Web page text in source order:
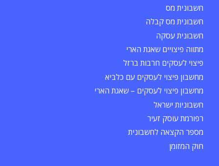
חשבונית מס
חשבונית מס קבלה
חשבונית עסקה
מתווה פיצויים שאגת הארי
פיצוי לעסקים חרבות ברזל
מחשבון פיצוי לעסקים עם כלביא
מחשבון פיצוי לעסקים – שאגת הארי
חשבוניות ישראל
רפורמת עוסק זעיר
מספר הקצאה לחשבונית
חוק המזומן